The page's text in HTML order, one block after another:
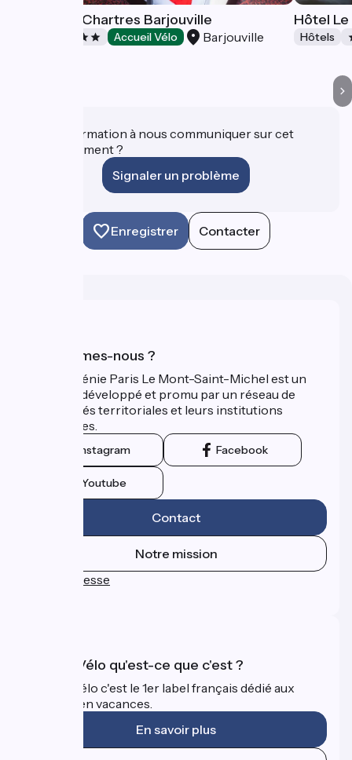
Ibis Styles Chartres Barjouville
Accueil Vélo Barjouville
Hôtel
Hôtels
Une information à nous communiquer sur cet
établissement ?
Signaler un problème
Enregistrer Contacter
Qui sommes-nous ?
La Véloscénie Paris Le Mont-Saint-Michel est un
itinéraire développé et promu par un réseau de
collectivités territoriales et leurs institutions
touristiques.
Instagram Facebook
Youtube
Contact
Notre mission
Espace Presse
Accueil Vélo qu'est-ce que c'est ?
Accueil Vélo c'est le 1er label français dédié aux
cyclistes en vacances.
En savoir plus